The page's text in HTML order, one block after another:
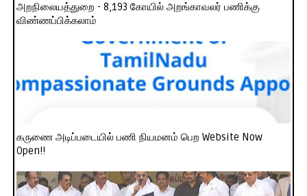
அறநிலையத்துறை - 8,193 கோயில் அறங்காவலர் பணிக்கு
விண்ணப்பிக்கலாம்
கருணை அடிப்படையில் பணி நியமனம் பெற Website Now
Open!!